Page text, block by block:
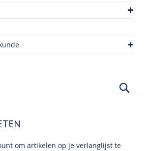
om artikelen op je verlanglijst te